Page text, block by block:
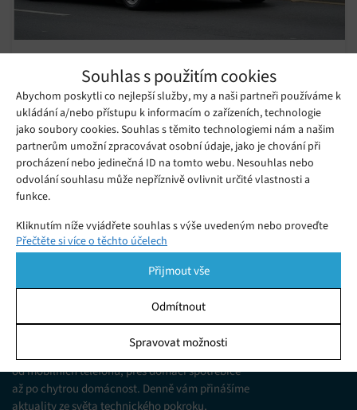
Souhlas s použitím cookies
Abychom poskytli co nejlepší služby, my a naši partneři používáme k
ukládání a/nebo přístupu k informacím o zařízeních, technologie
jako soubory cookies. Souhlas s těmito technologiemi nám a našim
partnerům umožní zpracovávat osobní údaje, jako je chování při
procházení nebo jedinečná ID na tomto webu. Nesouhlas nebo
odvolání souhlasu může nepříznivě ovlivnit určité vlastnosti a
funkce.
Kliknutím níže vyjádřete souhlas s výše uvedeným nebo proveďte
podrobnější rozhodnutí. Vaše volby budou použity pouze na tomto
pomocí přepínačů v Zásadách cookies nebo kliknutím na tlačítko
Spravovat souhlas ve spodní části obrazovky.
Ukládání a/nebo přístup k informacím v zařízení, Porozumění
publiku prostřednictvím statistik nebo kombinací údajů z
různých zdrojů.
Přečtěte si více o těchto účelech
Přijmout vše
Odmítnout
Spravovat možnosti
vědělo o nedostatcích svých autonomních
aut krátce před smrtelnou nehodou
Čtvrtek 13. 12. 2018 Redakce
Testování autonomních řídicích systémů vyvinutých
společností Uber přerušila v březnu fatální nehoda.
Jsme web zajímající se o technologické novinky
od mobilních telefonů, přes domácí spotřebiče
až po chytrou domácnost. Denně vám přinášíme
aktuality ze světa technického pokroku,